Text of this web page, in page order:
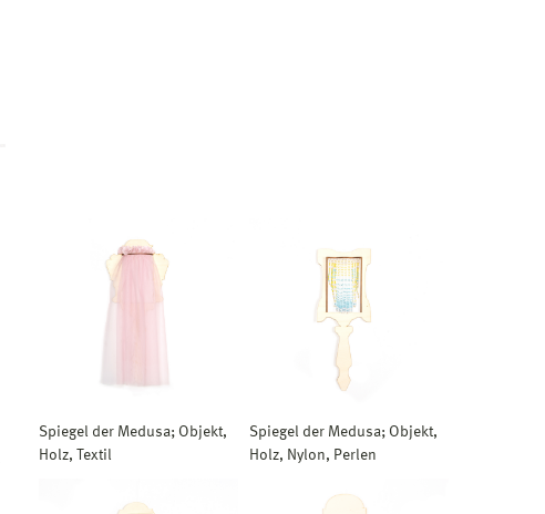
Spiegel der Medusa; Objekt,
Holz, Textil
Spiegel der Medusa; Objekt,
Holz, Nylon, Perlen